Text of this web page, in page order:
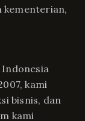
kementerian,
Indonesia
kami
bisnis, dan
kami